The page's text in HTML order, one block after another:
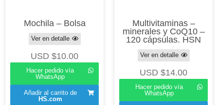
Mochila – Bolsa
Ver en detalle
USD $10.00
Hacer pedido vía
WhatsApp
Añadir al carrito de
HS.com
Multivitaminas –
minerales y CoQ10 –
120 cápsulas. HSN
Ver en detalle
USD $14.00
Hacer pedido vía
WhatsApp